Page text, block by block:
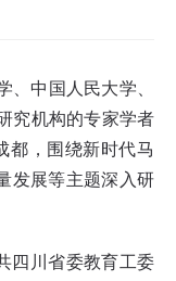
中国人民大学、
究机构的专家学者
都，围绕新时代马
发展等主题深入研
四川省委教育工委